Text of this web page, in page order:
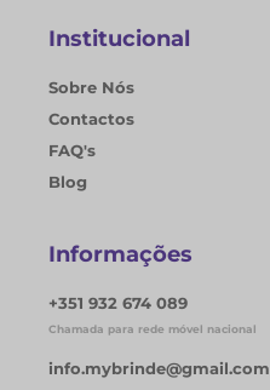
Institucional
Sobre Nós
Contactos
FAQ's
Blog
Informações
+351 932 674 089
Chamada para rede móvel nacional
info.mybrinde@gmail.com